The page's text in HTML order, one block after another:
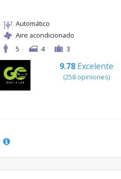
Automático
Aire acondicionado
5
4 3
9.78 Excelente
(258 opiniones)